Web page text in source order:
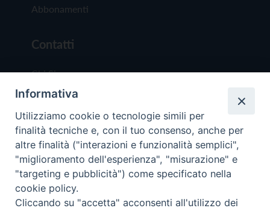
Abbonamenti
Contatti
Chi Siamo
Redazione
Scrivici
Copyright © 2019 - Tutti i diritti riservati - Vita
Informativa
Utilizziamo cookie o tecnologie simili per
finalità tecniche e, con il tuo consenso, anche per
altre finalità ("interazioni e funzionalità semplici",
"miglioramento dell'esperienza", "misurazione" e
"targeting e pubblicità") come specificato nella
cookie policy.
Cliccando su "accetta" acconsenti all'utilizzo dei